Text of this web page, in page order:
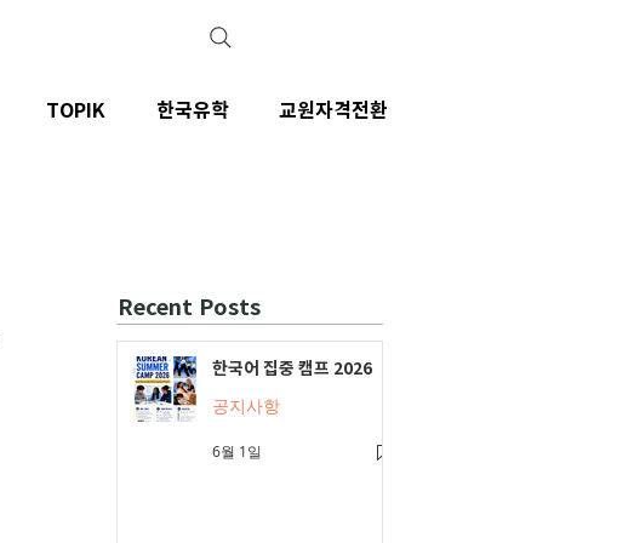
Recent Posts
한국어 집중 캠프 2026
공지사항
6월 1일
TOPIK 한국유학 교원자격전환